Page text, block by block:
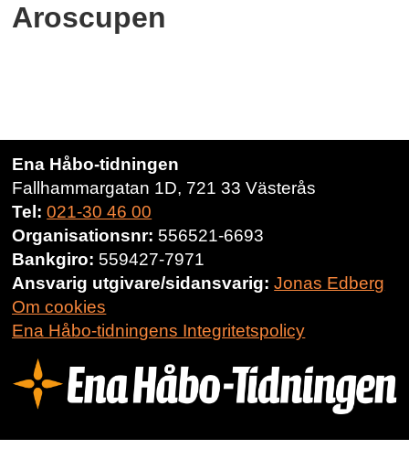
Aroscupen
Ena Håbo-tidningen
Fallhammargatan 1D, 721 33 Västerås
Tel: 021-30 46 00
Organisationsnr: 556521-6693
Bankgiro: 559427-7971
Ansvarig utgivare/sidansvarig: Jonas Edberg
Om cookies
Ena Håbo-tidningens Integritetspolicy